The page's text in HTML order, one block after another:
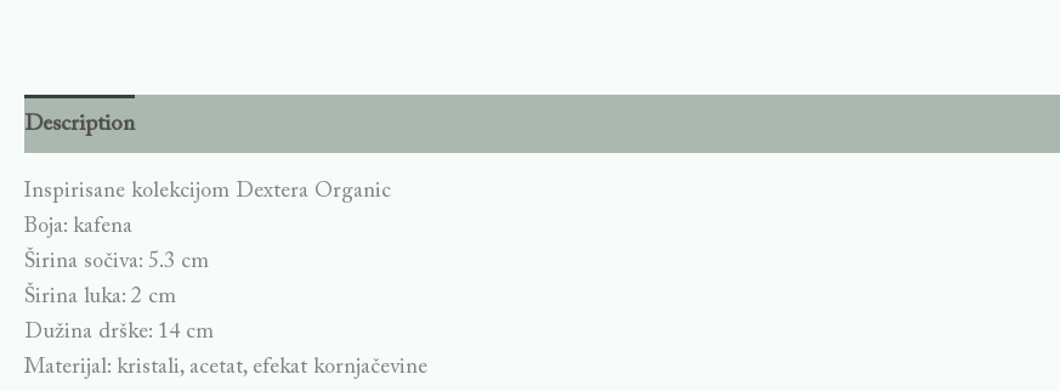
Description
Inspirisane kolekcijom Dextera Organic
Boja: kafena
Širina sočiva: 5.3 cm
Širina luka: 2 cm
Dužina drške: 14 cm
Materijal: kristali, acetat, efekat kornjačevine